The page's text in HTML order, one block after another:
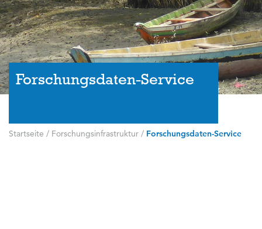
Forschungsdaten-Service
Startseite / Forschungsinfrastruktur / Forschungsdaten-Service